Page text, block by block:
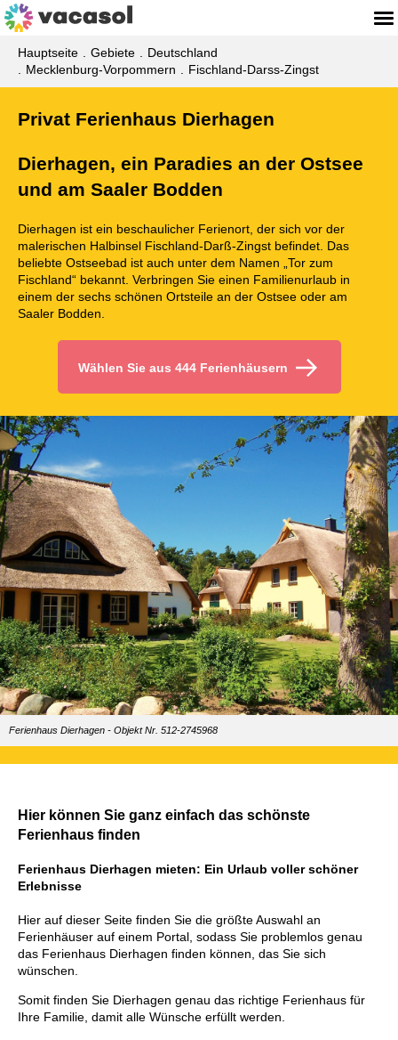
Hauptseite Gebiete
Deutschland
Mecklenburg-Vorpommern
Fischland-Darss-Zingst
Privat Ferienhaus Dierhagen
Dierhagen, ein Paradies an der Ostsee
und am Saaler Bodden
Dierhagen ist ein beschaulicher Ferienort, der sich vor der
malerischen Halbinsel Fischland-Darß-Zingst befindet. Das
beliebte Ostseebad ist auch unter dem Namen „Tor zum
Fischland“ bekannt. Verbringen Sie einen Familienurlaub in
einem der sechs schönen Ortsteile an der Ostsee oder am
Saaler Bodden.
Wählen Sie aus 444 Ferienhäusern
Ferienhaus Dierhagen - Objekt Nr. 512-2745968
Hier können Sie ganz einfach das schönste
Ferienhaus finden
Ferienhaus Dierhagen mieten: Ein Urlaub voller schöner
Erlebnisse
Hier auf dieser Seite finden Sie die größte Auswahl an
Ferienhäuser auf einem Portal, sodass Sie problemlos genau
das Ferienhaus Dierhagen finden können, das Sie sich
wünschen.
Somit finden Sie Dierhagen genau das richtige Ferienhaus für
Ihre Familie, damit alle Wünsche erfüllt werden.